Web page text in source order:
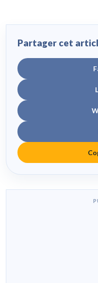
Partager cet